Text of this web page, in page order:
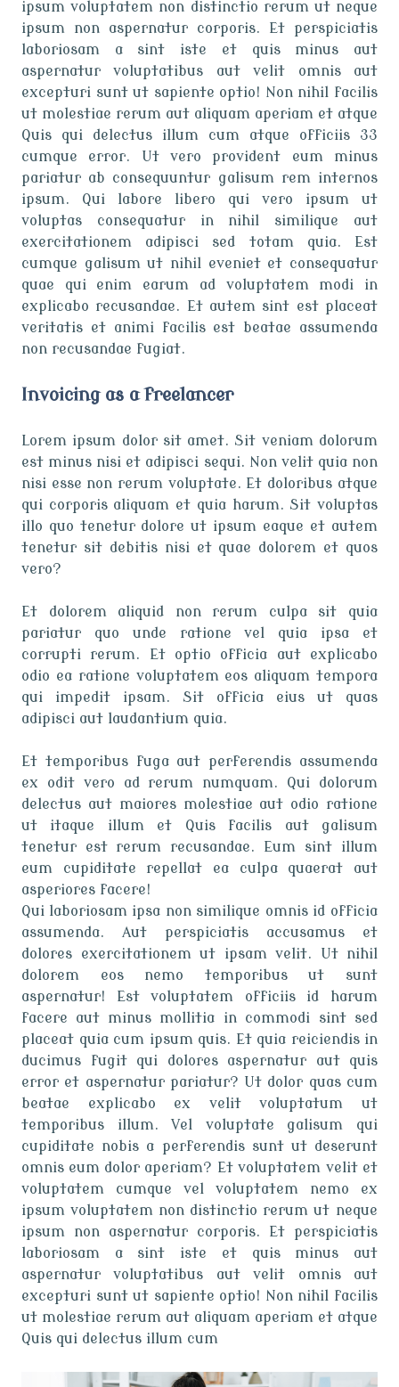
ipsum voluptatem non distinctio rerum ut neque
ipsum non aspernatur corporis. Et perspiciatis
laboriosam a sint iste et quis minus aut
aspernatur voluptatibus aut velit omnis aut
excepturi sunt ut sapiente optio! Non nihil facilis
ut molestiae rerum aut aliquam aperiam et atque
Quis qui delectus illum cum atque officiis 33
cumque error. Ut vero provident eum minus
pariatur ab consequuntur galisum rem internos
ipsum. Qui labore libero qui vero ipsum ut
voluptas consequatur in nihil similique aut
exercitationem adipisci sed totam quia. Est
cumque galisum ut nihil eveniet et consequatur
quae qui enim earum ad voluptatem modi in
explicabo recusandae. Et autem sint est placeat
veritatis et animi facilis est beatae assumenda
non recusandae fugiat.
Invoicing as a freelancer
Lorem ipsum dolor sit amet. Sit veniam dolorum
est minus nisi et adipisci sequi. Non velit quia non
nisi esse non rerum voluptate. Et doloribus atque
qui corporis aliquam et quia harum. Sit voluptas
illo quo tenetur dolore ut ipsum eaque et autem
tenetur sit debitis nisi et quae dolorem et quos
vero?
Et dolorem aliquid non rerum culpa sit quia
pariatur quo unde ratione vel quia ipsa et
corrupti rerum. Et optio officia aut explicabo
odio ea ratione voluptatem eos aliquam tempora
qui impedit ipsam. Sit officia eius ut quas
adipisci aut laudantium quia.
Et temporibus fuga aut perferendis assumenda
ex odit vero ad rerum numquam. Qui dolorum
delectus aut maiores molestiae aut odio ratione
ut itaque illum et Quis facilis aut galisum
tenetur est rerum recusandae. Eum sint illum
eum cupiditate repellat ea culpa quaerat aut
asperiores facere!
Qui laboriosam ipsa non similique omnis id officia
assumenda. Aut perspiciatis accusamus et
dolores exercitationem ut ipsam velit. Ut nihil
dolorem eos nemo temporibus ut sunt
aspernatur! Est voluptatem officiis id harum
facere aut minus mollitia in commodi sint sed
placeat quia cum ipsum quis. Et quia reiciendis in
ducimus fugit qui dolores aspernatur aut quis
error et aspernatur pariatur? Ut dolor quas cum
beatae explicabo ex velit voluptatum ut
temporibus illum. Vel voluptate galisum qui
cupiditate nobis a perferendis sunt ut deserunt
omnis eum dolor aperiam? Et voluptatem velit et
voluptatem cumque vel voluptatem nemo ex
ipsum voluptatem non distinctio rerum ut neque
ipsum non aspernatur corporis. Et perspiciatis
laboriosam a sint iste et quis minus aut
aspernatur voluptatibus aut velit omnis aut
excepturi sunt ut sapiente optio! Non nihil facilis
ut molestiae rerum aut aliquam aperiam et atque
Quis qui delectus illum cum